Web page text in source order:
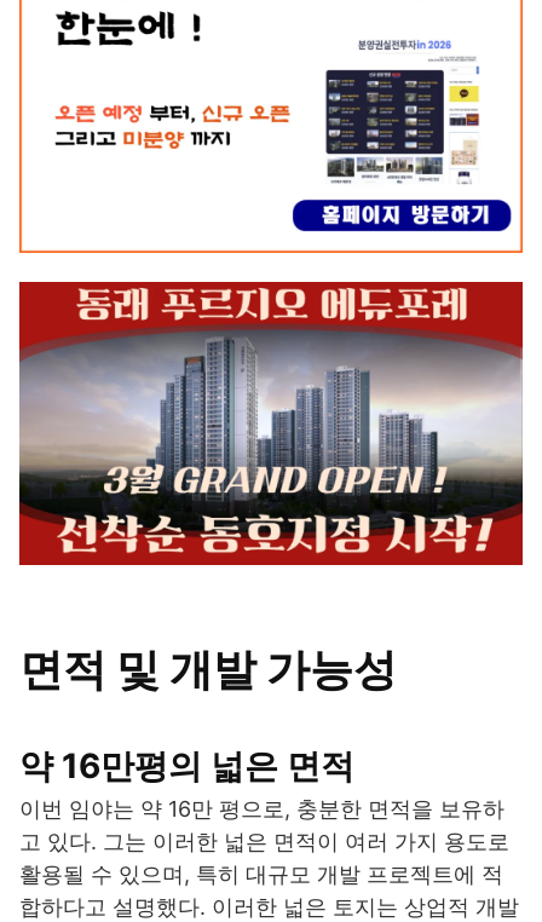
면적 및 개발 가능성
약 16만평의 넓은 면적
이번 임야는 약 16만 평으로, 충분한 면적을 보유하
고 있다. 그는 이러한 넓은 면적이 여러 가지 용도로
활용될 수 있으며, 특히 대규모 개발 프로젝트에 적
합하다고 설명했다. 이러한 넓은 토지는 상업적 개발